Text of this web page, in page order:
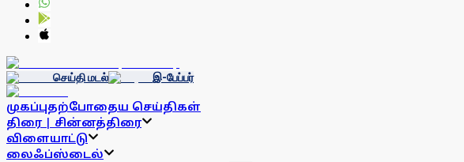
செய்தி மடல் இ-பேப்பர்
முகப்புதற்போதைய செய்திகள்
திரை | சின்னத்திரை
விளையாட்டு
லைஃப்ஸ்டைல்